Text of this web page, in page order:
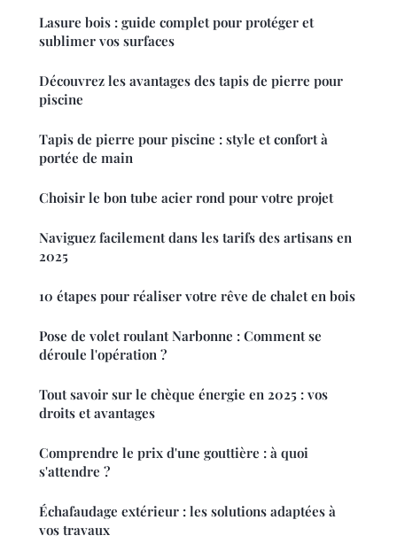
Lasure bois : guide complet pour protéger et
sublimer vos surfaces
Découvrez les avantages des tapis de pierre pour
piscine
Tapis de pierre pour piscine : style et confort à
portée de main
Choisir le bon tube acier rond pour votre projet
Naviguez facilement dans les tarifs des artisans en
2025
10 étapes pour réaliser votre rêve de chalet en bois
Pose de volet roulant Narbonne : Comment se
déroule l'opération ?
Tout savoir sur le chèque énergie en 2025 : vos
droits et avantages
Comprendre le prix d'une gouttière : à quoi
s'attendre ?
Échafaudage extérieur : les solutions adaptées à
vos travaux